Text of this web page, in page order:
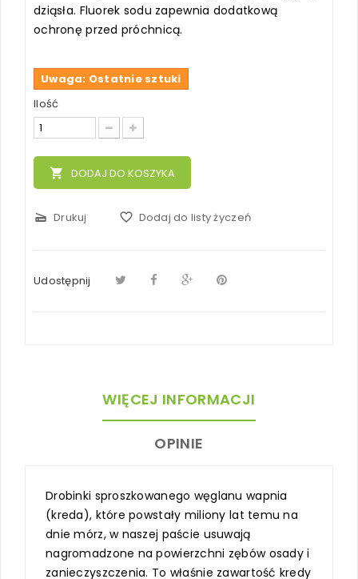
dziąsła. Fluorek sodu zapewnia dodatkową
ochronę przed próchnicą.
Uwaga: Ostatnie sztuki
Ilość
local_grocery_store DODAJ DO KOSZYKA
scanner Drukuj favorite_border Dodaj do listy życzeń
Udostępnij
WIĘCEJ INFORMACJI
OPINIE
Drobinki sproszkowanego węglanu wapnia
(kreda), które powstały miliony lat temu na
dnie mórz, w naszej paście usuwają
nagromadzone na powierzchni zębów osady i
zanieczyszczenia. To właśnie zawartość kredy